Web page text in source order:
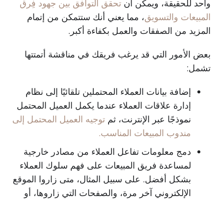
واحد للحقيقة، ويمكن أن تحقق التوافق بين جهود فِرق
المبيعات والتسويق، مما يعني أنك ستتمكن من إتمام
المزيد من الصفقات والعمل بكفاءة أكبر.
بعض الأمور التي قد يرغب فريقك في مناقشة أتمتتها
تشمل:
إضافة بيانات العملاء المحتملين تلقائيًا إلى نظام
إدارة علاقات العملاء عندما يكمل العميل المحتمل
نموذجًا عبر الإنترنت، ثم توجيه العميل المحتمل إلى
مندوب المبيعات المناسب.
دمج معلومات تفاعل العملاء من مصادر خارجية
لمساعدة فريق المبيعات على فهم سلوك العملاء
بشكل أفضل. على سبيل المثال، متى زاروا الموقع
الإلكتروني آخر مرة، والصفحات التي زاروها، أو